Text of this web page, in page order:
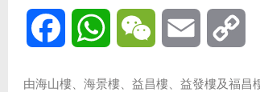
Facebook WhatsAppWeChat Email
由海山樓、海景樓、益昌樓、益發樓及福